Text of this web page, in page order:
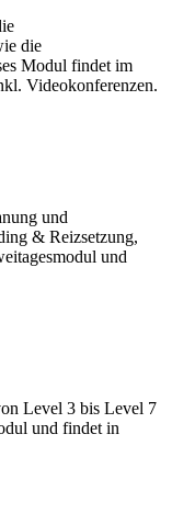
die
Modul findet im
Videokonferenzen.
und
& Reizsetzung,
und
Level 3 bis Level 7
und findet in